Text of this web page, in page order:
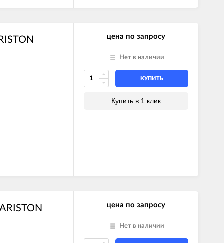
цена по запросу
Нет в наличии
КУПИТЬ
Купить в 1 клик
цена по запросу
Нет в наличии